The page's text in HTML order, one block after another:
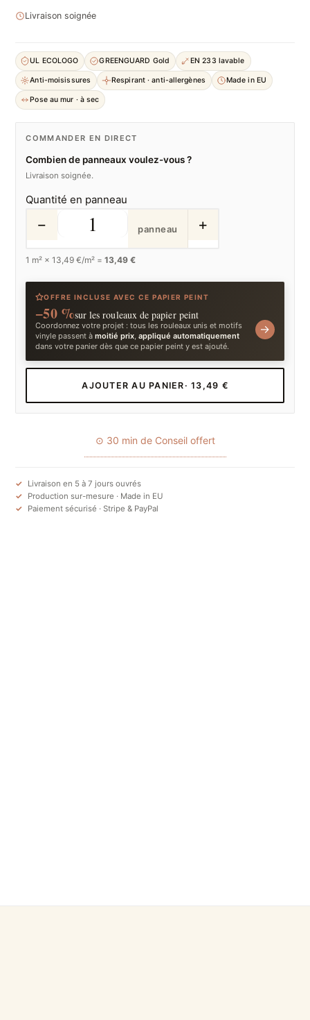
Livraison soignée
UL ECOLOGO GREENGUARD Gold EN 233 lavable
Anti-moisissures Respirant · anti-allergènes Made in EU
Pose au mur · à sec
COMMANDER EN DIRECT
Combien de panneaux voulez-vous ?
Livraison soignée.
Quantité en panneau
− panneau +
1 m² ×13,49 €/m² =13,49 €
OFFRE INCLUSE AVEC CE PAPIER PEINT
−50 %sur les rouleaux de papier peint
Coordonnez votre projet : tous les rouleaux unis et motifs
vinyle passent àmoitié prix,appliqué automatiquement
dans votre panier dès que ce papier peint y est ajouté.
→
AJOUTER AU PANIER · 13,49 €
⊙ 30 min de Conseil offert
Livraison en 5 à 7 jours ouvrés
Production sur-mesure · Made in EU
Paiement sécurisé · Stripe & PayPal